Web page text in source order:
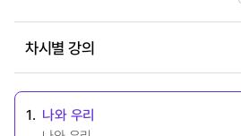
차시별 강의
1. 나와 우리